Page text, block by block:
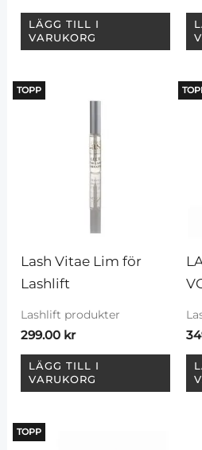
LÄGG TILL I
VARUKORG
TOPP
Lash Vitae Lim för
Lashlift
Lashlift produkter
299.00 kr
LÄGG TILL I
VARUKORG
TOPP